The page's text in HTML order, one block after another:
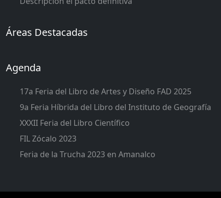
Áreas Destacadas
Agenda
17a Feria del Libro de Artes y Diseño FAD 2025
9a Feria Híbrida del Libro del Instituto de Geografía
XXXII Feria del Libro Científico
FIL Zócalo 2023
Feria de la Trucha 2023 en Amanalco